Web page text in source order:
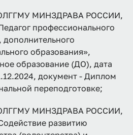
МИНЗДРАВА РОССИИ,
профессионального
дополнительного
образования»,
образование (ДО), дата
документ - Диплом
переподготовке;
МИНЗДРАВА РОССИИ,
развитию